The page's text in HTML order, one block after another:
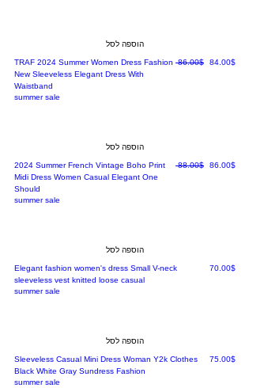
הוספה לסל
TRAF 2024 Summer Women Dress Fashion
New Sleeveless Elegant Dress With
Waistband
מחיר רגיל
‏86.00 ‏$ מחיר מבצע
‏84.00 ‏$
summer sale
הוספה לסל
2024 Summer French Vintage Boho Print
Midi Dress Women Casual Elegant One
Should
מחיר רגיל
‏88.00 ‏$ מחיר מבצע
‏86.00 ‏$
summer sale
הוספה לסל
Elegant fashion women's dress Small V-neck
sleeveless vest knitted loose casual
מחיר ‏70.00 ‏$
summer sale
הוספה לסל
Sleeveless Casual Mini Dress Woman Y2k Clothes
Black White Gray Sundress Fashion
מחיר ‏75.00 ‏$
summer sale